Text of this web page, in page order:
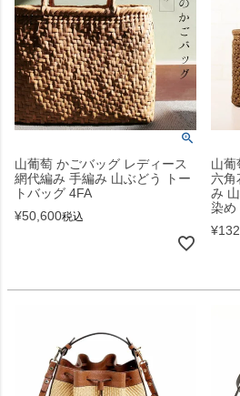
山葡萄 かごバッグ レディース
網代編み 手編み 山ぶどう トー
トバッグ 4FA
¥50,600税込
山葡
六角
み
染め
¥